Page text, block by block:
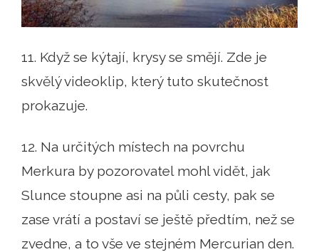
11. Když se kýtají, krysy se smějí. Zde je
skvělý videoklip, který tuto skutečnost
prokazuje.
12. Na určitých místech na povrchu
Merkura by pozorovatel mohl vidět, jak
Slunce stoupne asi na půli cesty, pak se
zase vrátí a postaví se ještě předtím, než se
zvedne, a to vše ve stejném Mercurian den.